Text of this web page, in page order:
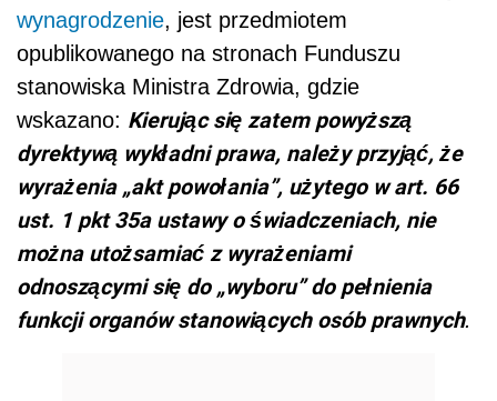
wynagrodzenie, jest przedmiotem
opublikowanego na stronach Funduszu
stanowiska Ministra Zdrowia, gdzie
wskazano: Kierując się zatem powyższą
dyrektywą wykładni prawa, należy przyjąć, że
wyrażenia „akt powołania”, użytego w art. 66
ust. 1 pkt 35a ustawy o świadczeniach, nie
można utożsamiać z wyrażeniami
odnoszącymi się do „wyboru” do pełnienia
funkcji organów stanowiących osób prawnych.